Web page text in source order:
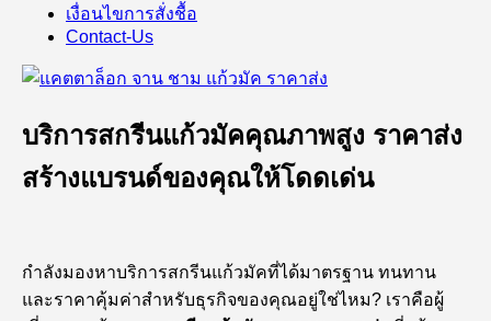
เงื่อนไขการสั่งชื้อ
Contact-Us
บริการสกรีนแก้วมัคคุณภาพสูง ราคาส่ง
สร้างแบรนด์ของคุณให้โดดเด่น
กำลังมองหาบริการสกรีนแก้วมัคที่ได้มาตรฐาน ทนทาน
และราคาคุ้มค่าสำหรับธุรกิจของคุณอยู่ใช่ไหม? เราคือผู้